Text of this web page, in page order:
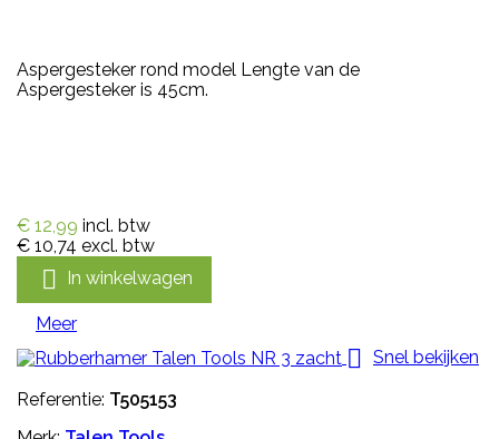
Aspergesteker rond model Lengte van de
Aspergesteker is 45cm.
€ 12,99 incl. btw
€ 10,74 excl. btw
 In winkelwagen
Meer
 Snel bekijken
Referentie: T505153